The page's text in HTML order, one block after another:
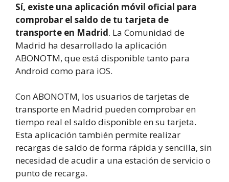
Sí, existe una aplicación móvil oficial para
comprobar el saldo de tu tarjeta de
transporte en Madrid. La Comunidad de
Madrid ha desarrollado la aplicación
ABONOTM, que está disponible tanto para
Android como para iOS.
Con ABONOTM, los usuarios de tarjetas de
transporte en Madrid pueden comprobar en
tiempo real el saldo disponible en su tarjeta.
Esta aplicación también permite realizar
recargas de saldo de forma rápida y sencilla, sin
necesidad de acudir a una estación de servicio o
punto de recarga.